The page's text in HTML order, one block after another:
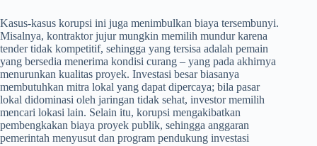
Kasus-kasus korupsi ini juga menimbulkan biaya tersembunyi.
Misalnya, kontraktor jujur mungkin memilih mundur karena
tender tidak kompetitif, sehingga yang tersisa adalah pemain
yang bersedia menerima kondisi curang – yang pada akhirnya
menurunkan kualitas proyek. Investasi besar biasanya
membutuhkan mitra lokal yang dapat dipercaya; bila pasar
lokal didominasi oleh jaringan tidak sehat, investor memilih
mencari lokasi lain. Selain itu, korupsi mengakibatkan
pembengkakan biaya proyek publik, sehingga anggaran
pemerintah menyusut dan program pendukung investasi